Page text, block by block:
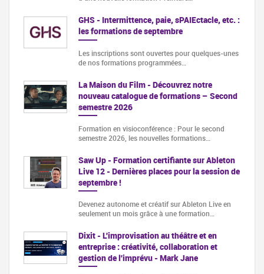
GHS - Intermittence, paie, sPAIEctacle, etc. :
les formations de septembre
Les inscriptions sont ouvertes pour quelques-unes
de nos formations programmées…
La Maison du Film - Découvrez notre
nouveau catalogue de formations – Second
semestre 2026
Formation en visioconférence : Pour le second
semestre 2026, les nouvelles formations…
Saw Up - Formation certifiante sur Ableton
Live 12 - Dernières places pour la session de
septembre !
Devenez autonome et créatif sur Ableton Live en
seulement un mois grâce à une formation…
Dixit - L'improvisation au théâtre et en
entreprise : créativité, collaboration et
gestion de l'imprévu - Mark Jane